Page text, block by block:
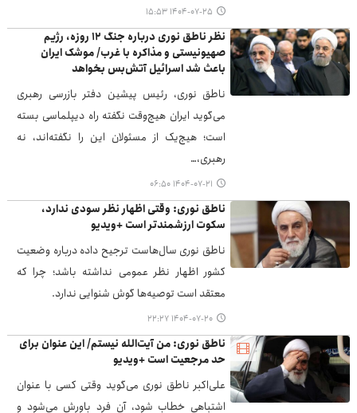
۱۴۰۴-۰۷-۲۵ ۱۵:۵۳
نظر ناطق نوری درباره جنگ ۱۲ روزه، رژیم
صهیونیستی و مذاکره با غرب/ موشک ایران
باعث شد اسرائیل آتش‌بس بخواهد
ناطق نوری، رئیس پیشین دفتر بازرسی رهبری
می‌گوید ایران هیچ‌وقت نگفته راه دیپلماسی بسته
است؛ هیچ‌یک از مسئولان این را نگفته‌اند، نه
رهبری،…
۱۴۰۴-۰۷-۲۱ ۰۶:۵۰
ناطق نوری: وقتی اظهار نظر سودی ندارد،
سکوت ارزشمندتر است +ویدیو
ناطق نوری سال‌هاست ترجیح داده درباره وضعیت
کشور اظهار نظر عمومی نداشته باشد؛ چرا که
معتقد است توصیه‌ها گوش شنوایی ندارد.
۱۴۰۴-۰۷-۲۰ ۲۲:۲۷
ناطق نوری: من آیت‌الله نیستم/ این عنوان برای
حد مرجعیت است +ویدیو
علی‌اکبر ناطق نوری می‌گوید وقتی کسی با عنوان
اشتباهی خطاب شود، آن فرد باورش می‌شود و